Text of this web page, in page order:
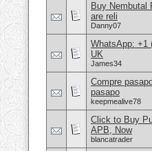
Buy Nembutal
are reli
Danny07
WhatsApp: +1
UK
James34
Compre
pasapo
keepmealive78
Click to Buy
APB, Now
blancatrader